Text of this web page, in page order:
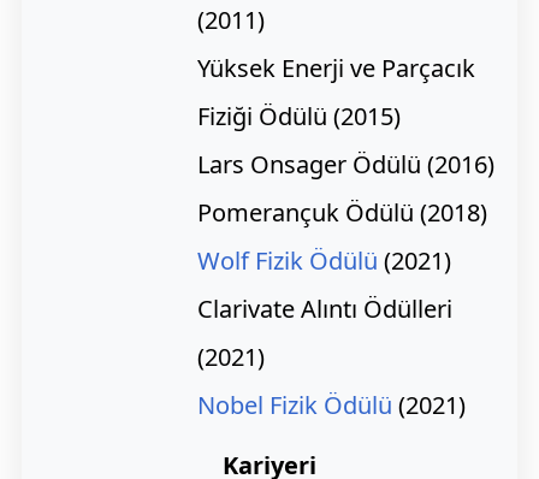
(2011)
Yüksek Enerji ve Parçacık
Fiziği Ödülü (2015)
Lars Onsager Ödülü (2016)
Pomerançuk Ödülü (2018)
Wolf Fizik Ödülü (2021)
Clarivate Alıntı Ödülleri
(2021)
Nobel Fizik Ödülü (2021)
Kariyeri